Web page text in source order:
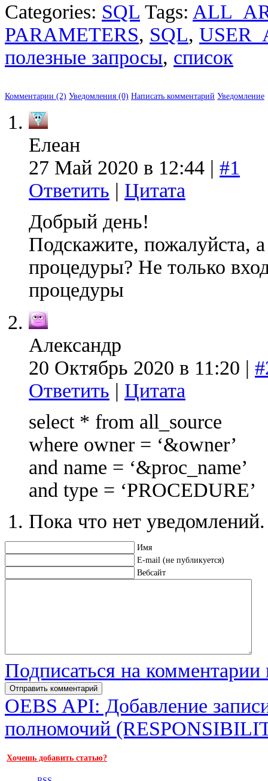
Categories: SQL Tags:
PARAMETERS, SQL,
полезные запросы, список
Комментарии (2) Уведомления (0) Написать комментарий Уведомление
Елеан
27 Май 2020 в 12:44 | #1
Ответить | Цитата
Добрый день!
Подскажите, пожалуйста,
процедуры? Не только
процедуры
Александр
20 Октябрь 2020 в 11:20 |
Ответить | Цитата
select * from all_source
where owner = ‘&owner’
and name = ‘&proc_name’
and type = ‘PROCEDURE’
Пока что нет уведомлений.
Имя
E-mail (не публикуется)
Вебсайт
Подписаться на комментарии
OEBS API: Добавление
полномочий
Хочешь добавить статью?